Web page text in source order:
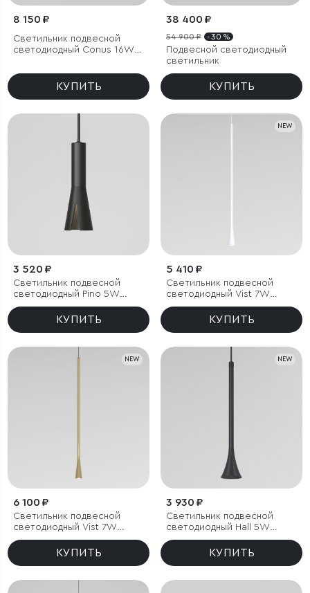
8 150 ₽
Светильник подвесной
светодиодный Conus 16W
КУПИТЬ
38 400 ₽
54 900 ₽ - 30 %
Подвесной светодиодный
светильник
КУПИТЬ
3 520 ₽
Светильник подвесной
светодиодный Pino 5W
4000K черный
КУПИТЬ
NEW
5 410 ₽
Светильник подвесной
светодиодный Vist 7W
3000K белый
КУПИТЬ
NEW
6 100 ₽
Светильник подвесной
светодиодный Vist 7W
3000K латунь
КУПИТЬ
NEW
3 930 ₽
Светильник подвесной
светодиодный Hall 5W
3000K черный
КУПИТЬ